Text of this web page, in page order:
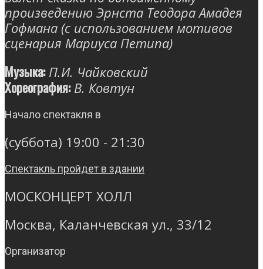
произведению Эрнста Теодора Амадея
Гофмана (с использованием мотивов
сценария Мариуса Петипа)
Музыка: П.И. Чайковский
Хореография:В. Ковтун
Начало спектакля в
(суббота) 19:00 - 21:30
Спектакль пройдет в здании
МОСКОНЦЕРТ ХОЛЛ
Москва, Каланчевская ул., 33/12
Организатор